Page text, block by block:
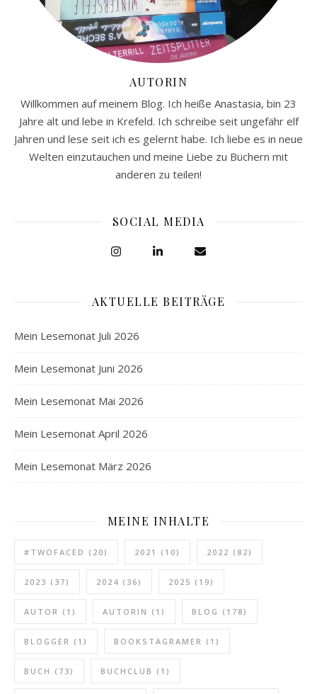
AUTORIN
Willkommen auf meinem Blog. Ich heiße Anastasia, bin 23
Jahre alt und lebe in Krefeld. Ich schreibe seit ungefähr elf
Jahren und lese seit ich es gelernt habe. Ich liebe es in neue
Welten einzutauchen und meine Liebe zu Büchern mit
anderen zu teilen!
SOCIAL MEDIA
AKTUELLE BEITRÄGE
Mein Lesemonat Juli 2026
Mein Lesemonat Juni 2026
Mein Lesemonat Mai 2026
Mein Lesemonat April 2026
Mein Lesemonat März 2026
MEINE INHALTE
#TWOFACED (20) 2021 (10) 2022 (82)
2023 (37) 2024 (36) 2025 (19)
AUTOR (1) AUTORIN (1) BLOG (178)
BLOGGER (1) BOOKSTAGRAMER (1)
BUCH (73) BUCHCLUB (1)